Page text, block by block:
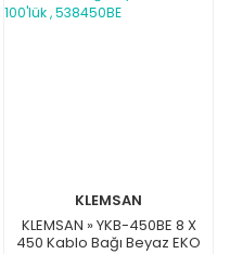
KLEMSAN
KLEMSAN » YKB-450BE 8 X
450 Kablo Bağı Beyaz EKO